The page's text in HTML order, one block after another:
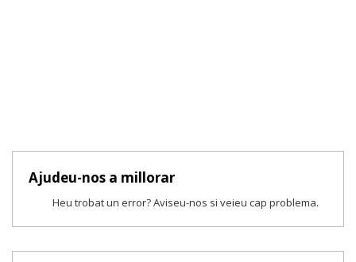
Ajudeu-nos a millorar
Heu trobat un error? Aviseu-nos si veieu cap problema.